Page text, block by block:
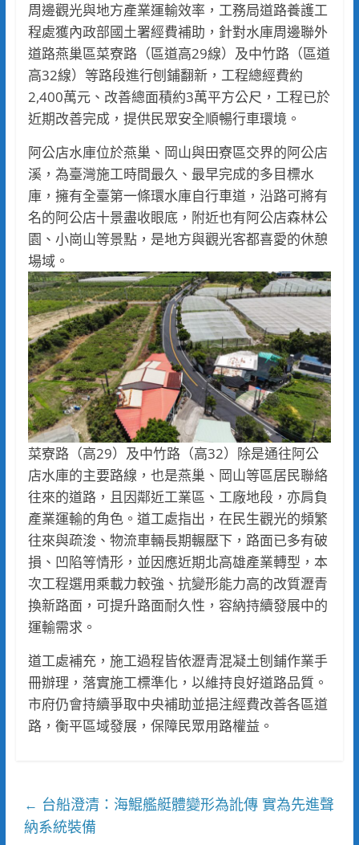
周邊觀光與地方產業運輸效率，工務局道路養護工
程處獲內政部國土署經費補助，針對水庫周邊聯外
道路燕巢區菜寮路（區道高29線）及中竹路（區道
高32線）等路段進行刨鋪翻新，工程總經費約
2,400萬元、改善總面積約3萬平方公尺，工程已於
近期改善完成，提供民眾安全順暢行車環境。
阿公店水庫位於燕巢、岡山與田寮區交界的阿公店
溪，為臺灣施工時間最久、最早完成的多目標水
庫，擁有全臺第一條環水庫自行車道，沿路可將有
名的阿公店十景盡收眼底，附近也有阿公店森林公
園、小崗山等景點，是地方與觀光客都喜愛的休憩
場域。
菜寮路（高29）及中竹路（高32）除是通往阿公
店水庫的主要路線，也是燕巢、岡山等區居民聯絡
往來的道路，且因鄰近工業區、工廠地段，亦肩負
產業運輸的角色。道工處指出，在民生觀光的頻繁
往來與疏浚、物流車輛長期輾壓下，路面已多有破
損、凹陷等情形，並因應近期北高雄產業轉型，本
次工程選用乘載力較強、抗變形能力高的改質瀝青
換新路面，可提升路面耐久性，容納持續發展中的
運輸需求。
道工處補充，施工過程皆依瀝青混凝土刨鋪作業手
冊辦理，落實施工標準化，以維持良好道路品質。
市府仍會持續爭取中央補助並挹注經費改善各區道
路，衡平區域發展，保障民眾用路權益。
← 台船澄清：海鯤艦艇體變形為訛傳 實為先進聲
納系統裝備